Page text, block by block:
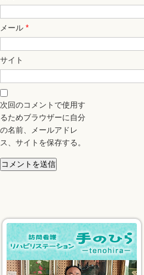
メール *
サイト
次回のコメントで使用す
るためブラウザーに自分
の名前、メールアドレ
ス、サイトを保存する。